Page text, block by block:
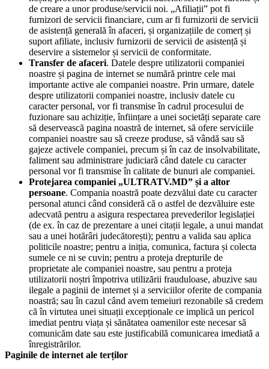
de creare a unor produse/servicii noi. „Afiliații” pot fi
furnizori de servicii financiare, cum ar fi furnizorii de servicii
de asistență generală în afaceri, și organizațiile de comerț și
suport afiliate, inclusiv furnizorii de servicii de asistență și
deservire a sistemelor și servicii de conformitate.
Transfer de afaceri. Datele despre utilizatorii companiei
noastre și pagina de internet se numără printre cele mai
importante active ale companiei noastre. Prin urmare, datele
despre utilizatorii companiei noastre, inclusiv datele cu
caracter personal, vor fi transmise în cadrul procesului de
fuzionare sau achiziție, înființare a unei societăți separate care
să deservească pagina noastră de internet, să ofere serviciile
companiei noastre sau să creeze produse, să vândă sau să
gajeze activele companiei, precum și în caz de insolvabilitate,
faliment sau administrare judiciară când datele cu caracter
personal vor fi transmise în calitate de bunuri ale companiei.
Protejarea companiei „ULTRATV.MD” și a altor
persoane. Compania noastră poate dezvălui date cu caracter
personal atunci când consideră că o astfel de dezvăluire este
adecvată pentru a asigura respectarea prevederilor legislației
(de ex. în caz de prezentare a unei citații legale, a unui mandat
sau a unei hotărâri judecătorești); pentru a valida sau aplica
politicile noastre; pentru a iniția, comunica, factura și colecta
sumele ce ni se cuvin; pentru a proteja drepturile de
proprietate ale companiei noastre, sau pentru a proteja
utilizatorii noștri împotriva utilizării frauduloase, abuzive sau
ilegale a paginii de internet și a serviciilor oferite de compania
noastră; sau în cazul când avem temeiuri rezonabile să credem
că în virtutea unei situații excepționale ce implică un pericol
imediat pentru viața și sănătatea oamenilor este necesar să
comunicăm date sau este justificabilă comunicarea imediată a
înregistrărilor.
Paginile de internet ale terților